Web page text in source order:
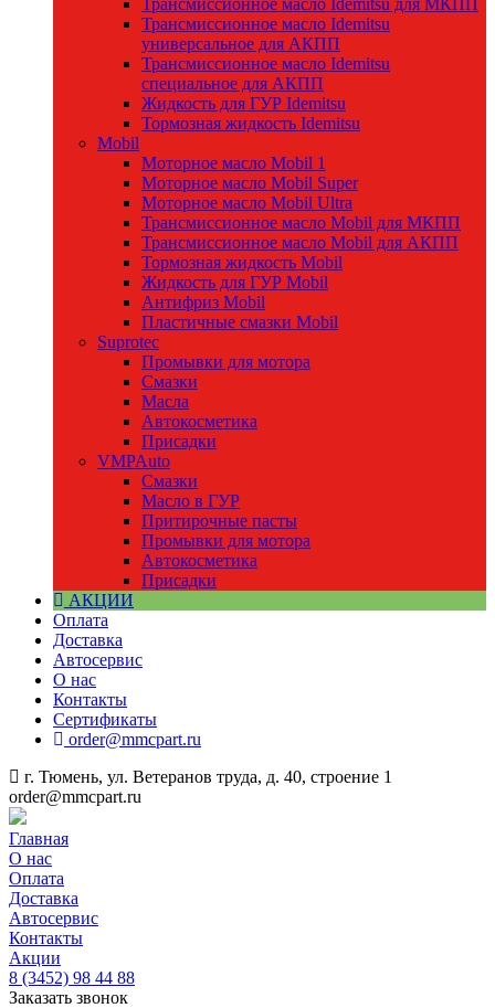
Трансмиссионное масло Idemitsu для МКПП
Трансмиссионное масло Idemitsu
универсальное для АКПП
Трансмиссионное масло Idemitsu
специальное для АКПП
Жидкость для ГУР Idemitsu
Тормозная жидкость Idemitsu
Mobil
Моторное масло Mobil 1
Моторное масло Mobil Super
Моторное масло Mobil Ultra
Трансмиссионное масло Mobil для МКПП
Трансмиссионное масло Mobil для АКПП
Тормозная жидкость Mobil
Жидкость для ГУР Mobil
Антифриз Mobil
Пластичные смазки Mobil
Suprotec
Промывки для мотора
Смазки
Масла
Автокосметика
Присадки
VMPAuto
Смазки
Масло в ГУР
Притирочные пасты
Промывки для мотора
Автокосметика
Присадки
АКЦИИ
Оплата
Доставка
Автосервис
О нас
Контакты
Сертификаты
order@mmcpart.ru
г. Тюмень, ул. Ветеранов труда, д. 40, строение 1
order@mmcpart.ru
Главная
О нас
Оплата
Доставка
Автосервис
Контакты
Акции
8 (3452) 98 44 88
Заказать звонок